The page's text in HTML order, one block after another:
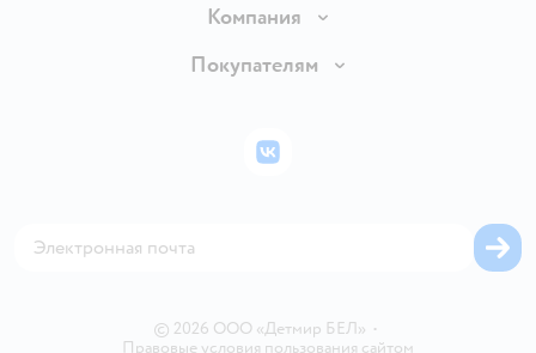
Доставка и оплата
Правила продажи
Политика использования файлов cookie
Компания
Вакансии
Покупателям
Бонусные карты
© 2026 ООО «Детмир БЕЛ» •
Правовые условия пользования сайтом
ВКонтакте